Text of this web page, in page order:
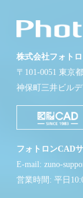
株式会社フォト
〒101-0051 東京
神保町三井ビル
フォトロンCAD
E-mail: zuno-
営業時間: 平日